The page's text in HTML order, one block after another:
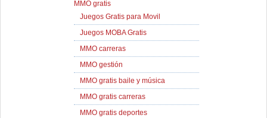
MMO gratis
Juegos Gratis para Movil
Juegos MOBA Gratis
MMO carreras
MMO gestión
MMO gratis baile y música
MMO gratis carreras
MMO gratis deportes